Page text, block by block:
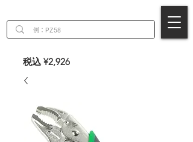
税込 ¥2,926